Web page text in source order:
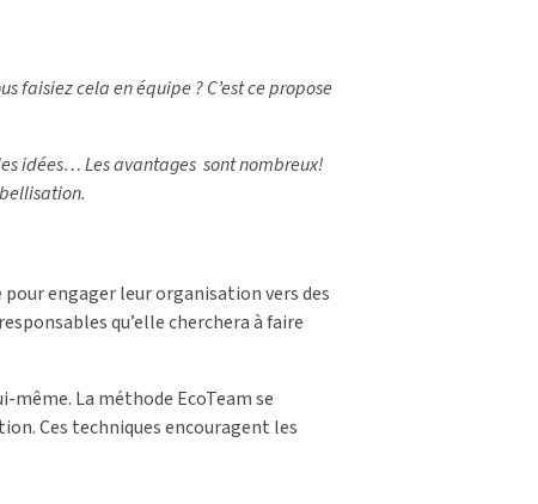
faisiez cela en équipe ? C’est ce propose
idées… Les avantages sont nombreux!
pour engager leur organisation vers des
qu’elle cherchera à faire
même. La méthode EcoTeam se
Ces techniques encouragent les